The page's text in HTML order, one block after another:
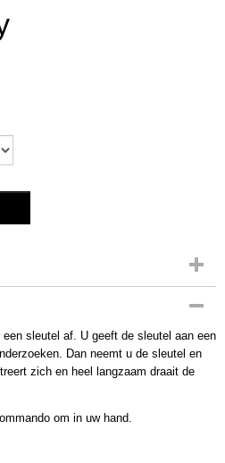
sleutel af. U geeft de sleutel aan een
Dan neemt u de sleutel en
zich en heel langzaam draait de
om in uw hand.